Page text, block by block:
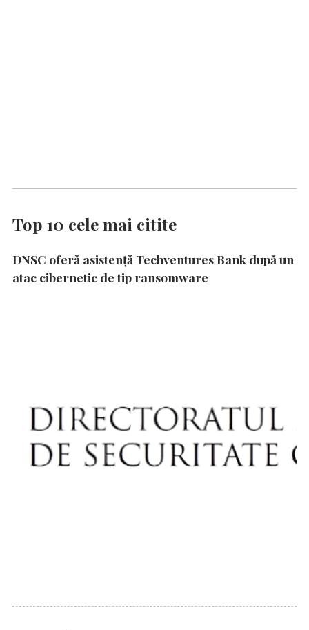
Top 10 cele mai citite
DNSC oferă asistență Techventures Bank după un
atac cibernetic de tip ransomware